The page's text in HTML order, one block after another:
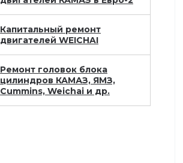
Капитальный ремонт
двигателей WEICHAI
Ремонт головок блока
цилиндров КАМАЗ, ЯМЗ,
Cummins, Weichai и др.